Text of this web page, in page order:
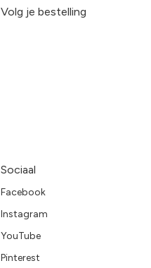
Volg je bestelling
Sociaal
Facebook
Instagram
YouTube
Pinterest